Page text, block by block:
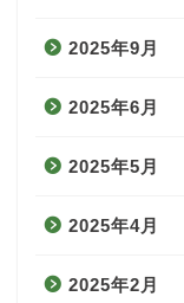
2025年9月
2025年6月
2025年5月
2025年4月
2025年2月